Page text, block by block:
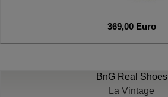
369,00 Euro
BnG Real Shoes
La Vintage